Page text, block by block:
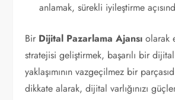
anlamak, sürekli iyileştirme
Bir Dijital Pazarlama Ajansı olarak
stratejisi geliştirmek, başarılı bir
yaklaşımının vazgeçilmez bir
dikkate alarak, dijital varlığınızı